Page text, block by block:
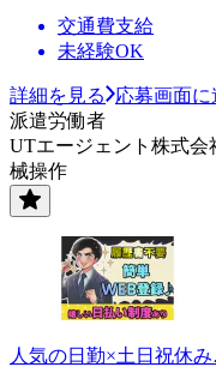
交通費支給
未経験OK
詳細を見る
応募画面に
派遣労働者
UTエージェント株式
械操作
人気の日勤×土日祝休